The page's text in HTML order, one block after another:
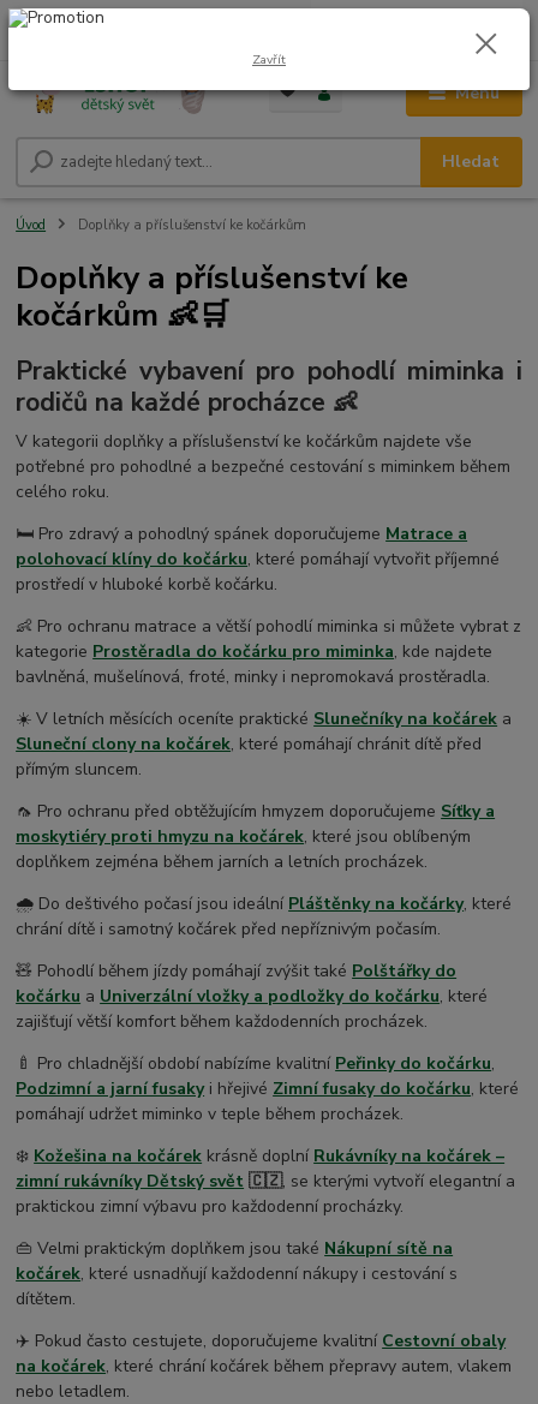
Menu
Hledat
+420 604 278 943 0,00 Kč
Úvod Doplňky a příslušenství ke kočárkům
Doplňky a příslušenství ke
kočárkům 👶🛒
Praktické vybavení pro pohodlí miminka i
rodičů na každé procházce 👶
V kategorii doplňky a příslušenství ke kočárkům najdete vše
potřebné pro pohodlné a bezpečné cestování s miminkem během
celého roku.
🛏️ Pro zdravý a pohodlný spánek doporučujeme Matrace a
polohovací klíny do kočárku, které pomáhají vytvořit příjemné
prostředí v hluboké korbě kočárku.
👶 Pro ochranu matrace a větší pohodlí miminka si můžete vybrat z
kategorie Prostěradla do kočárku pro miminka, kde najdete
bavlněná, mušelínová, froté, minky i nepromokavá prostěradla.
☀️ V letních měsících oceníte praktické Slunečníky na kočárek a
Sluneční clony na kočárek, které pomáhají chránit dítě před
přímým sluncem.
🦟 Pro ochranu před obtěžujícím hmyzem doporučujeme Síťky a
moskytiéry proti hmyzu na kočárek, které jsou oblíbeným
doplňkem zejména během jarních a letních procházek.
🌧️ Do deštivého počasí jsou ideální Pláštěnky na kočárky, které
chrání dítě i samotný kočárek před nepříznivým počasím.
🧸 Pohodlí během jízdy pomáhají zvýšit také Polštářky do
kočárku a Univerzální vložky a podložky do kočárku, které
zajišťují větší komfort během každodenních procházek.
🍼 Pro chladnější období nabízíme kvalitní Peřinky do kočárku,
Podzimní a jarní fusakyi hřejivé Zimní fusaky do kočárku, které
pomáhají udržet miminko v teple během procházek.
❄️ Kožešina na kočárek krásně doplní Rukávníky na kočárek –
zimní rukávníky Dětský svět 🇨🇿, se kterými vytvoří elegantní a
praktickou zimní výbavu pro každodenní procházky.
👜 Velmi praktickým doplňkem jsou také Nákupní sítě na
kočárek, které usnadňují každodenní nákupy i cestování s
dítětem.
✈️ Pokud často cestujete, doporučujeme kvalitní Cestovní obaly
na kočárek, které chrání kočárek během přepravy autem, vlakem
nebo letadlem.
Zavřít